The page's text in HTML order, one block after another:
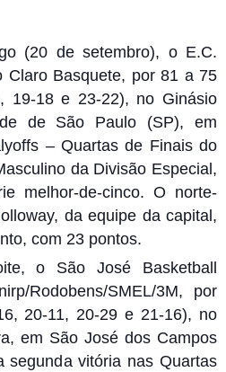
(20 de setembro), o E.C.
Claro Basquete, por 81 a 75
19-18 e 23-22), no Ginásio
de São Paulo (SP), em
– Quartas de Finais do
da Divisão Especial,
melhor-de-cinco. O norte-
da equipe da capital,
com 23 pontos.
o São José Basketball
Rodobens/SMEL/3M, por
20-11, 20-29 e 21-16), no
em São José dos Campos
segunda vitória nas Quartas